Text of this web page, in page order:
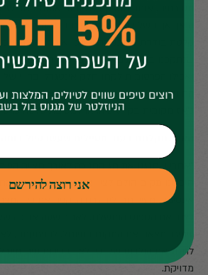
מסורתית. אותה מוסיקה שליוותה אותנו בחודשי
הואן. אך בשל להט ההתרגשות ביום היציאה
קלטת בודדת שהתגנבה לטייפ ואותה נהנינו
שנתקפנו בגעגועים. רוב הזמן נכח הרדיו
החוויה בכל מדינה. מעבר למיינסטרים, נהנינו
ג'אז מקומית בקרואטיה, או למסיבת סלסה
האם נתקלתם בעוד מטיילים שעשו טיול
"אחרי שחגגנו את חג החנוכה לאורך חציית
חיפשנו מקום הולם לציין את ערב חג המולד
אינטימי במעיין חם ליד גרנדה. קנינו את כל
זיתים, מצאנו את המקום המיוחל. להפתעתנו, לא
לחגוג את הולדתו של ישו לצד בריכות מים
מדויקת.
אני רוצה להירשם